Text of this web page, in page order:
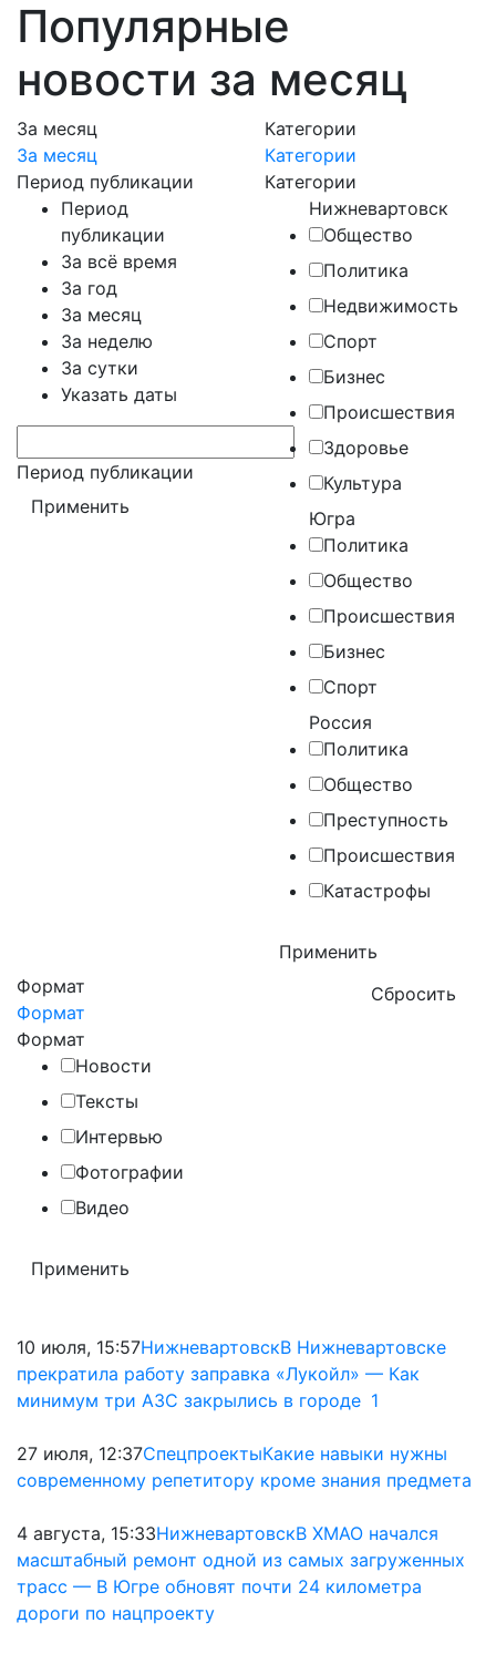
Популярные
новости за месяц
За месяц
За месяц
Период публикации
Период
публикации
За всё время
За год
За месяц
За неделю
За сутки
Указать даты
Период публикации
Категории
Категории
Категории
Нижневартовск
Общество
Политика
Недвижимость
Спорт
Бизнес
Происшествия
Здоровье
Культура
Югра
Политика
Общество
Происшествия
Бизнес
Спорт
Россия
Политика
Общество
Преступность
Происшествия
Катастрофы
Формат
Формат
Формат
Новости
Тексты
Интервью
Фотографии
Видео
10 июля, 15:57НижневартовскВ Нижневартовске
прекратила работу заправка «Лукойл» — Как
минимум три АЗС закрылись в городе 1
27 июля, 12:37СпецпроектыКакие навыки нужны
современному репетитору кроме знания предмета
4 августа, 15:33НижневартовскВ ХМАО начался
масштабный ремонт одной из самых загруженных
трасс — В Югре обновят почти 24 километра
дороги по нацпроекту